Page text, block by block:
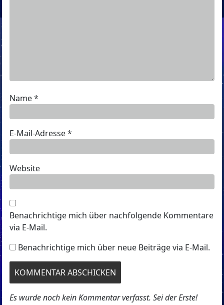
Name*
E-Mail-Adresse*
Website
Benachrichtige mich über nachfolgende Kommentare
via E-Mail.
Benachrichtige mich über neue Beiträge via E-Mail.
Es wurde noch kein Kommentar verfasst. Sei der Erste!